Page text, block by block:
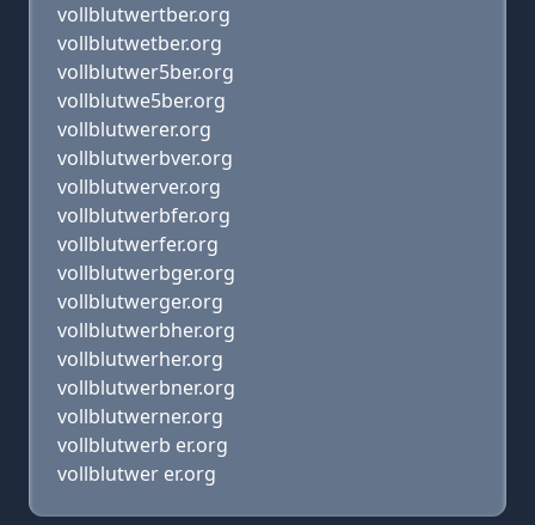
vollblutwertber.org
vollblutwetber.org
vollblutwer5ber.org
vollblutwe5ber.org
vollblutwerer.org
vollblutwerbver.org
vollblutwerver.org
vollblutwerbfer.org
vollblutwerfer.org
vollblutwerbger.org
vollblutwerger.org
vollblutwerbher.org
vollblutwerher.org
vollblutwerbner.org
vollblutwerner.org
vollblutwerb er.org
vollblutwer er.org